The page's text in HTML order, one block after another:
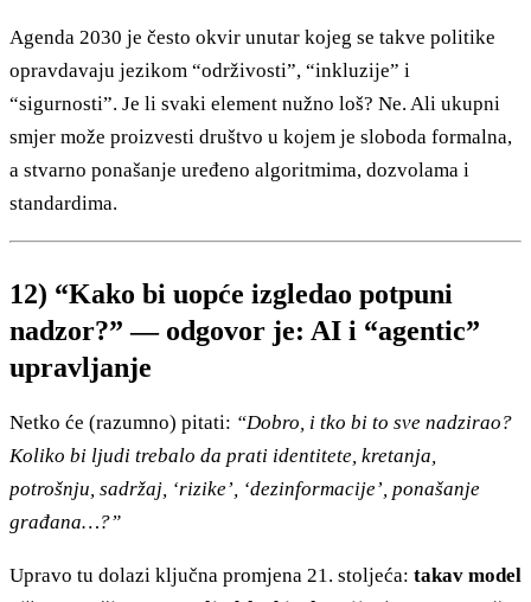
Agenda 2030 je često okvir unutar kojeg se takve politike
opravdavaju jezikom “održivosti”, “inkluzije” i
“sigurnosti”. Je li svaki element nužno loš? Ne. Ali ukupni
smjer može proizvesti društvo u kojem je sloboda formalna,
a stvarno ponašanje uređeno algoritmima, dozvolama i
standardima.
12) “Kako bi uopće izgledao potpuni
nadzor?” — odgovor je: AI i “agentic”
upravljanje
Netko će (razumno) pitati: “Dobro, i tko bi to sve nadzirao?
Koliko bi ljudi trebalo da prati identitete, kretanja,
potrošnju, sadržaj, ‘rizike’, ‘dezinformacije’, ponašanje
građana…?”
Upravo tu dolazi ključna promjena 21. stoljeća: takav model